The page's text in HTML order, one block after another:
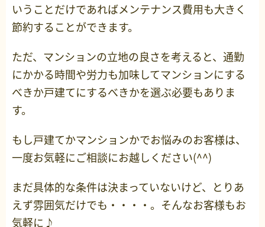
いうことだけであればメンテナンス費用も大きく
節約することができます。
ただ、マンションの立地の良さを考えると、通勤
にかかる時間や労力も加味してマンションにする
べきか戸建てにするべきかを選ぶ必要もありま
す。
もし戸建てかマンションかでお悩みのお客様は、
一度お気軽にご相談にお越しください(^^)
まだ具体的な条件は決まっていないけど、とりあ
えず雰囲気だけでも・・・・。そんなお客様もお
気軽に♪